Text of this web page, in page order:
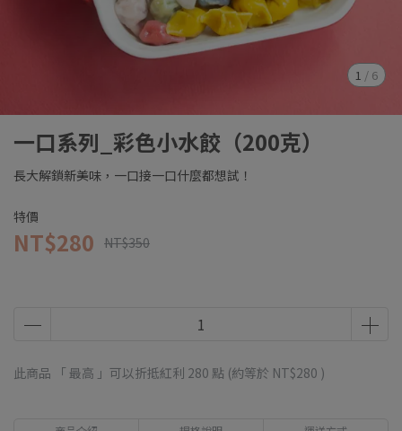
1 / 6
一口系列_彩色小水餃（200克）
長大解鎖新美味，一口接一口什麼都想試！
特價
NT$280 NT$350
此商品 「 最高 」可以折抵紅利 280 點 (約等於 NT$280 )